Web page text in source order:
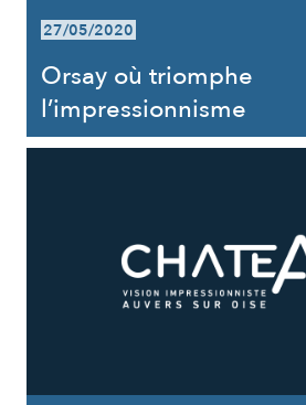
27/05/2020
Orsay où triomphe
l’impressionnisme